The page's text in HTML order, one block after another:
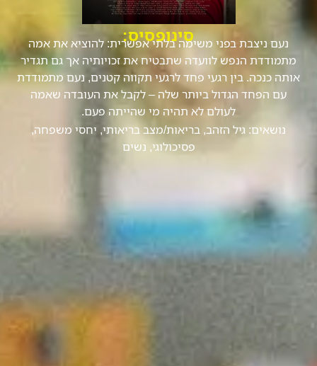
סינופסיס:
נעם ניצבת בפני משימה בלתי אפשרית: להוציא את אמה
מתמודדת הנפש לוועדה שתבטיח את זכויותיה אך גם תגדיר
אותה כנכה. בין רגעי פחד לרגעי תקווה קטנים, נעם מתמודדת
עם הפחד הגדול ביותר שלה – לקבל את העובדה שאמה
לעולם לא תהיה מי שהייתה פעם.
נושאים: גיל הזהב, בריאות/מצב בריאותי, יחסי משפחה,
פסיכולוגי, נשים